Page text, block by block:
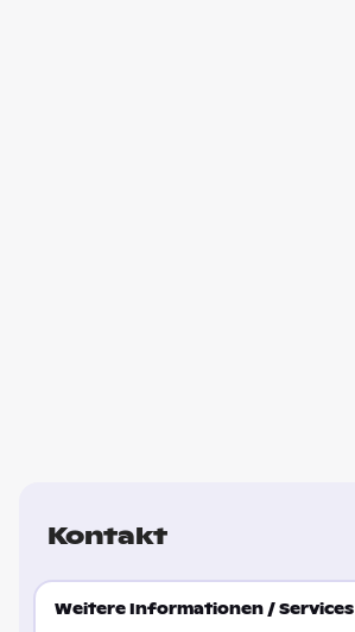
Kontakt
Weitere Informationen / Services